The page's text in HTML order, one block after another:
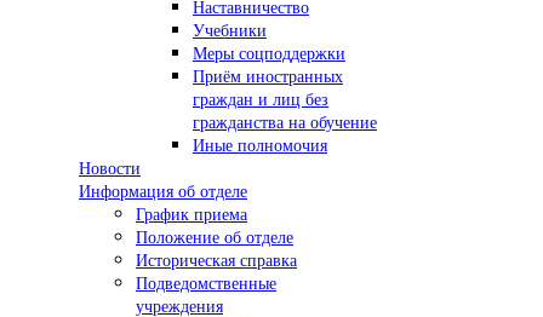
Наставничество
Учебники
Меры соцподдержки
Приём иностранных
граждан и лиц без
гражданства на обучение
Иные полномочия
Новости
Информация об отделе
График приема
Положение об отделе
Историческая справка
Подведомственные
учреждения